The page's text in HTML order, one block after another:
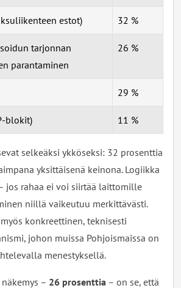
estot) 32 %
tarjonnan
parantaminen
26 %
29 %
blokit) 11 %
selkeäksi ykköseksi: 32 prosenttia
yksittäisenä keinona. Logiikka
jos rahaa ei voi siirtää laittomille
niillä vaikeutuu merkittävästi.
konkreettinen, teknisesti
johon muissa Pohjoismaissa on
menestyksellä.
– 26 prosenttia – on se, että